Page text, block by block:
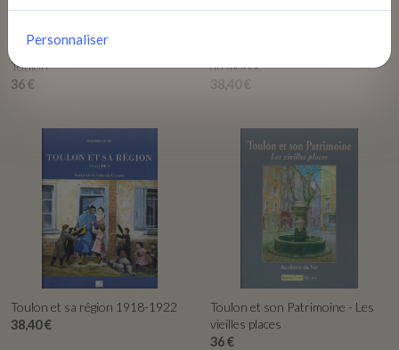
APERÇU RAPIDE
Le Mourillon et l'histoire de
Toulon
36 €
du monde
38,40 €
APERÇU RAPIDE
Toulon et sa région 1918-1922
38,40 €
APERÇU RAPIDE
Toulon et son Patrimoine - Les
vieilles places
36 €
Personnaliser